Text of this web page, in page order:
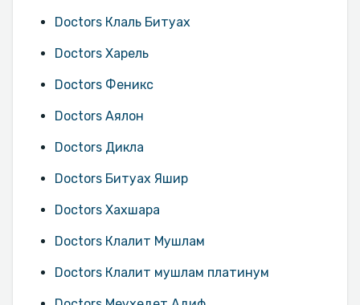
Doctors Клаль Битуах
Doctors Харель
Doctors Феникс
Doctors Аялон
Doctors Дикла
Doctors Битуах Яшир
Doctors Хахшара
Doctors Клалит Мушлам
Doctors Клалит мушлам платинум